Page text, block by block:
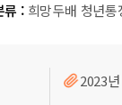
류 : 희망두배 청년통
2023